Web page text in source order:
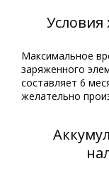
Условия
Максимальное
заряженного
составляет 6
желательно